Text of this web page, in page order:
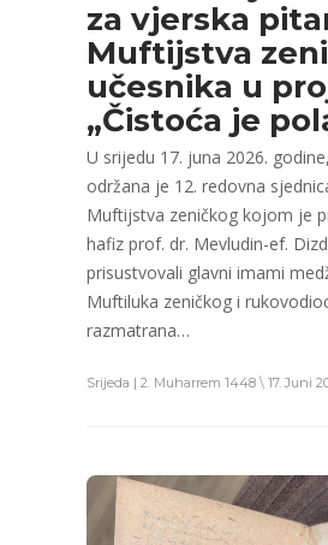
za vjerska
Muftijstva
učesnika u
„Čistoća je
U srijedu 17. juna 2026.
održana je 12. redovna
Muftijstva zeničkog kojom je
hafiz prof. dr. Mevludin-ef.
prisustvovali glavni imami
Muftiluka zeničkog i
razmatrana…
Srijeda | 2. Muharrem 1448 \ 17. Juni